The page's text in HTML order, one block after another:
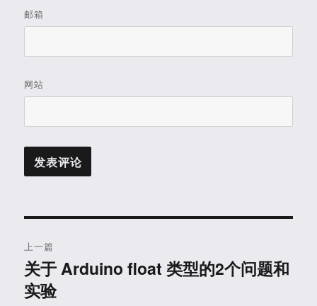
邮箱
网站
章
导
上一篇
上
篇
关于 Arduino float 类型的2个问题和
实验